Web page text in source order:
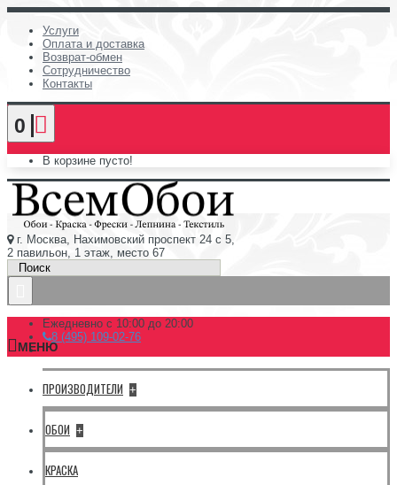
Услуги
Оплата и доставка
Возврат-обмен
Сотрудничество
Контакты
0
В корзине пусто!
г. Москва, Нахимовский проспект 24 с 5,
2 павильон, 1 этаж, место 67
Ежедневно с 10:00 до 20:00
8 (495) 109-02-76
МЕНЮ
ПРОИЗВОДИТЕЛИ +
ОБОИ +
КРАСКА